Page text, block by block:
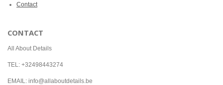
Contact
CONTACT
All About Details
TEL: +32498443274
EMAIL: info@allaboutdetails.be